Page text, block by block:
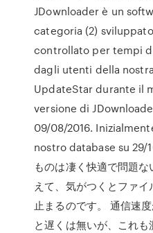
JDownloader è un
categoria (2)
controllato per tempi
dagli utenti della
UpdateStar durante il
versione di
09/08/2016.
nostro database su 29/
ものは凄く快適で問題
えて、気がつくとファ
止まるのです。 通信速
と遅くは無いが、これ